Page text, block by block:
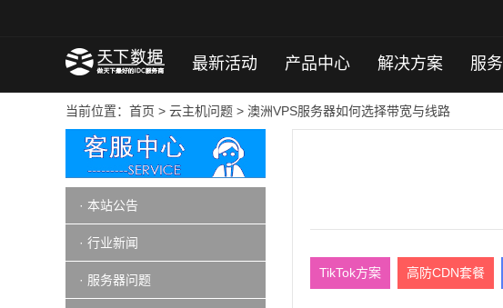
最新活动 产品中心 解决方案 服务
当前位置： 首页 > 云主机问题 > 澳洲VPS服务器如何选择带宽与线路
· 本站公告
· 行业新闻
· 服务器问题 TikTok方案 高防CDN套餐